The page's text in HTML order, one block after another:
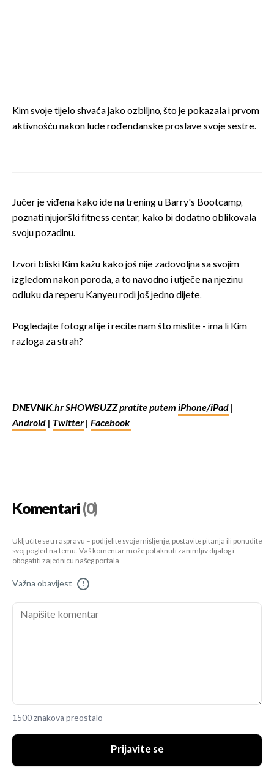
Kim svoje tijelo shvaća jako ozbiljno, što je pokazala i prvom
aktivnošću nakon lude rođendanske proslave svoje sestre.
Jučer je viđena kako ide na trening u Barry's Bootcamp,
poznati njujorški fitness centar, kako bi dodatno oblikovala
svoju pozadinu.
Izvori bliski Kim kažu kako još nije zadovoljna sa svojim
izgledom nakon poroda, a to navodno i utječe na njezinu
odluku da reperu Kanyeu rodi još jedno dijete.
Pogledajte fotografije i recite nam što mislite - ima li Kim
razloga za strah?
DNEVNIK.hr SHOWBUZZ pratite putem iPhone/iPad |
Android | Twitter | Facebook
Komentari(0)
Uključite se u raspravu – podijelite svoje mišljenje, postavite pitanja ili ponudite
svoj pogled na temu. Vaš komentar može potaknuti zanimljiv dijalog i
obogatiti zajednicu našeg portala.
Važna obavijest !
1500 znakova preostalo
Prijavite se